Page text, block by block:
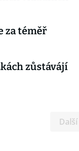
za téměř
zůstávájí
Další